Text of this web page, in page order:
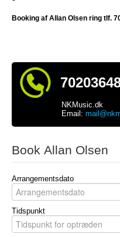
Booking af Allan Olsen ring tlf.
NKMusic.dk
Email:
Book Allan Olsen
Arrangementsdato
Tidspunkt